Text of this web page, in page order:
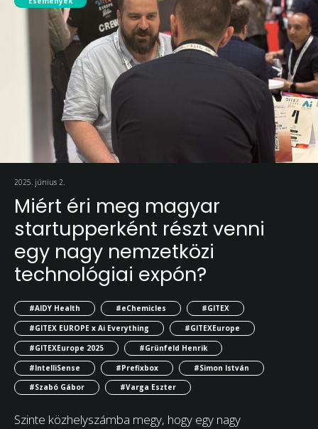
2025. június 2.
Miért éri meg magyar
startupperként részt venni
egy nagy nemzetközi
technológiai expón?
#AIDY Health #eChemicles
#GITEX
#GITEX EUROPE x Ai Everything
#GITEXEurope
#GITEXEurope 2025
#Grünfeld Henrik
#IntelliSense
#Prefixbox
#Simon István
#Szabó Gábor
#Varga Eszter
Szinte közhelyszámba megy, hogy egy nagy